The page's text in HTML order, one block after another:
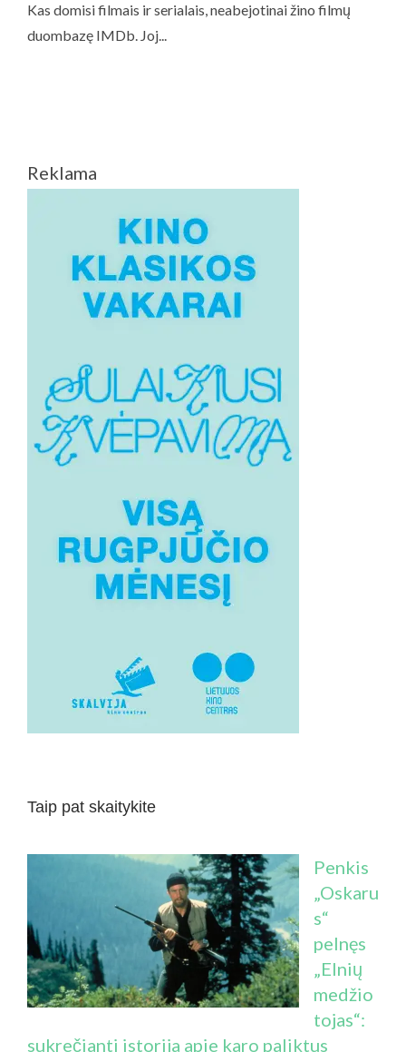
Reklama
Taip pat skaitykite
Penkis
„Oskaru
s“
pelnęs
„Elnių
medžio
tojas“:
sukrečianti istorija apie karo paliktus